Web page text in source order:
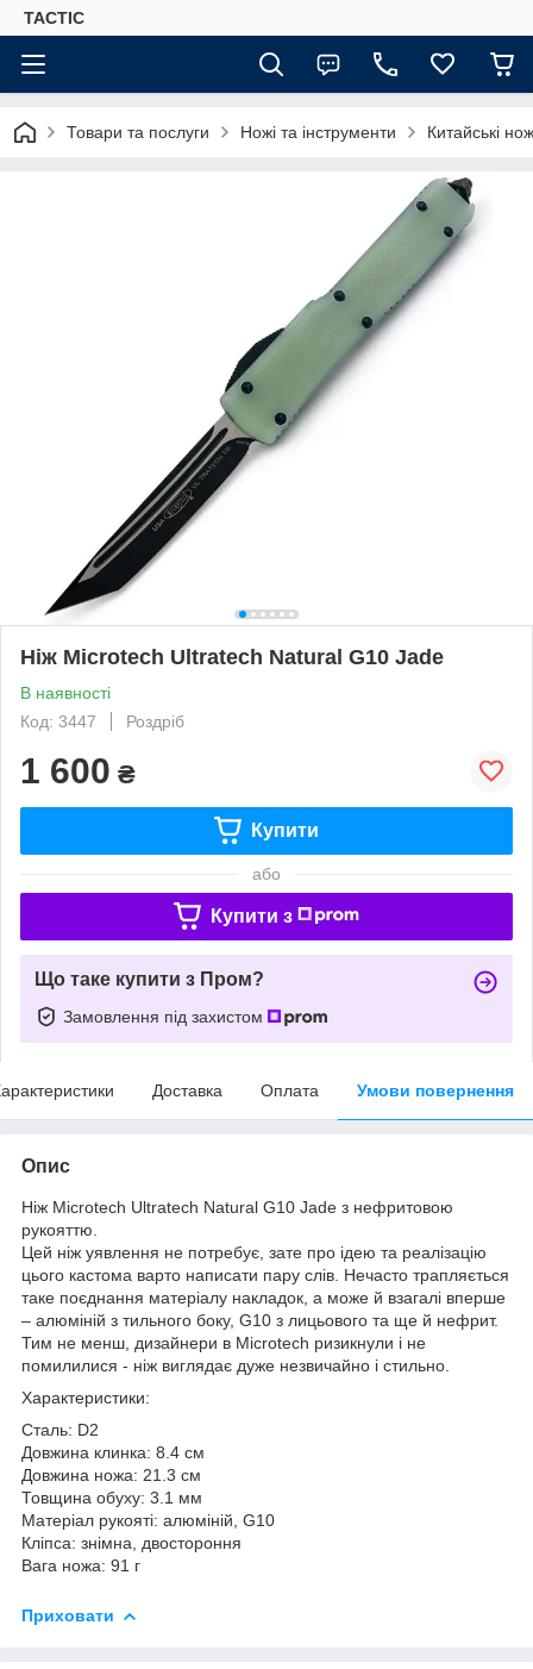
TACTIC
Товари та послуги Ножі та інструменти Китайські
Ніж Microtech Ultratech Natural G10 Jade
В наявності
Код: 3447
Роздріб
1 600 ₴
Купити
або
Купити з
Що таке купити з Пром?
Замовлення під захистом
Доставка Оплата Умови повернення
Опис
Ніж Microtech Ultratech Natural G10 Jade з нефритовою
рукояттю.
Цей ніж уявлення не потребує, зате про ідею та реалізацію
цього кастома варто написати пару слів. Нечасто трапляється
таке поєднання матеріалу накладок, а може й взагалі вперше
– алюміній з тильного боку, G10 з лицьового та ще й нефрит.
Тим не менш, дизайнери в Microtech ризикнули і не
помилилися - ніж виглядає дуже незвичайно і стильно.
Характеристики:
Сталь: D2
Довжина клинка: 8.4 см
Довжина ножа: 21.3 см
Товщина обуху: 3.1 мм
Матеріал рукояті: алюміній, G10
Кліпса: знімна, двостороння
Вага ножа: 91 г
Приховати